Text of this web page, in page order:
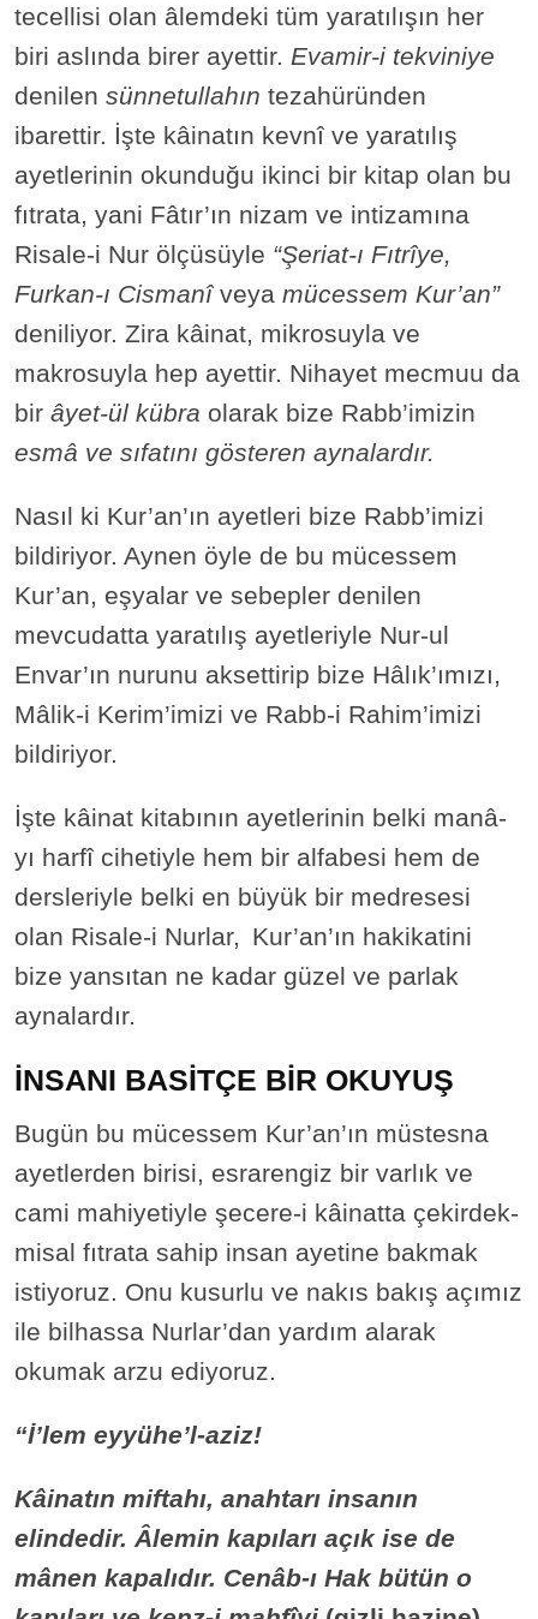
tecellisi olan âlemdeki tüm yaratılışın her
biri aslında birer ayettir. Evamir-i tekviniye
denilen sünnetullahın tezahüründen
ibarettir. İşte kâinatın kevnî ve yaratılış
ayetlerinin okunduğu ikinci bir kitap olan bu
fıtrata, yani Fâtır’ın nizam ve intizamına
Risale-i Nur ölçüsüyle “Şeriat-ı Fıtrîye,
Furkan-ı Cismanîveya mücessem Kur’an”
deniliyor. Zira kâinat, mikrosuyla ve
makrosuyla hep ayettir. Nihayet mecmuu da
bir âyet-ül kübra olarak bize Rabb’imizin
esmâ ve sıfatını gösteren aynalardır.
Nasıl ki Kur’an’ın ayetleri bize Rabb’imizi
bildiriyor. Aynen öyle de bu mücessem
Kur’an, eşyalar ve sebepler denilen
mevcudatta yaratılış ayetleriyle Nur-ul
Envar’ın nurunu aksettirip bize Hâlık’ımızı,
Mâlik-i Kerim’imizi ve Rabb-i Rahim’imizi
bildiriyor.
İşte kâinat kitabının ayetlerinin belki manâ-
yı harfî cihetiyle hem bir alfabesi hem de
dersleriyle belki en büyük bir medresesi
olan Risale-i Nurlar, Kur’an’ın hakikatini
bize yansıtan ne kadar güzel ve parlak
aynalardır.
İNSANI BASİTÇE BİR OKUYUŞ
Bugün bu mücessem Kur’an’ın müstesna
ayetlerden birisi, esrarengiz bir varlık ve
cami mahiyetiyle şecere-i kâinatta çekirdek-
misal fıtrata sahip insan ayetine bakmak
istiyoruz. Onu kusurlu ve nakıs bakış açımız
ile bilhassa Nurlar’dan yardım alarak
okumak arzu ediyoruz.
“İ’lem eyyühe’l-aziz!
Kâinatın miftahı, anahtarı insanın
elindedir. Âlemin kapıları açık ise de
mânen kapalıdır. Cenâb-ı Hak bütün o